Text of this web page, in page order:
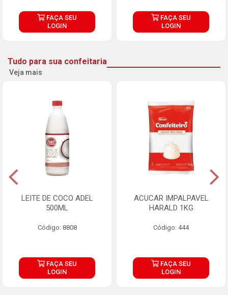
FAÇA SEU
LOGIN
FAÇA SEU
LOGIN
Tudo para sua confeitaria
Veja mais
LEITE DE COCO ADEL
500ML
Código: 8808
FAÇA SEU
LOGIN
ACUCAR IMPALPAVEL
HARALD 1KG
Código: 444
FAÇA SEU
LOGIN